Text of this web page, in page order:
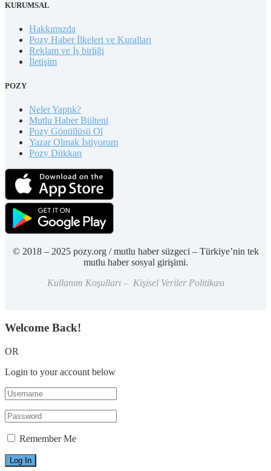
KURUMSAL
Hakkımızda
Pozy Haber İlkeleri ve Kuralları
Reklam ve İş birliği
İletişim
POZY
Neler Yaptık?
Mutlu Haber Bülteni
Pozy Gönüllüsü Ol
Yazar Olmak İstiyorum
Pozy Dükkan
© 2018 – 2025 pozy.org / mutlu haber süzgeci – Türkiye’nin tek
mutlu haber sosyal girişimi.
Kullanım Koşulları – Kişisel Veriler Politikası
Welcome Back!
OR
Login to your account below
Remember Me